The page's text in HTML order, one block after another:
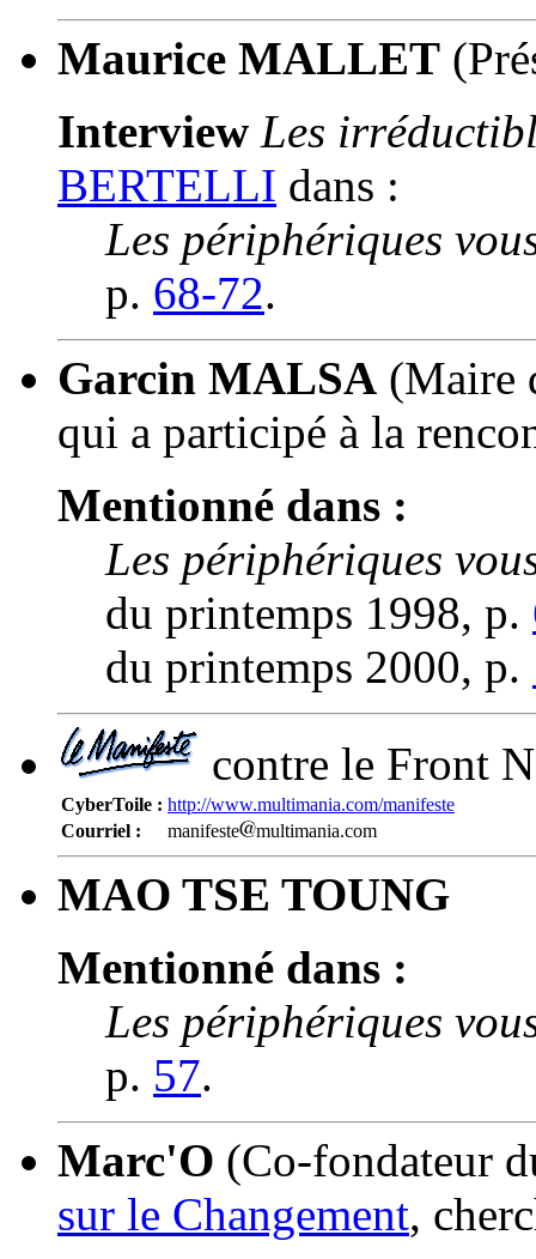
Maurice MALLET
Interview Les
BERTELLI dans :
Les périphériques
p. 68-72.
Garcin MALSA (Maire
qui a participé à la
Mentionné dans :
Les périphériques
du printemps 1998, p.
du printemps 2000, p.
contre le Front
CyberToile : http://www.multimania.com/manifeste
Courriel :
manifeste multimania.com
MAO TSE TOUNG
Mentionné dans :
Les périphériques
p. 57.
Marc'O (Co-fondateur
sur le Changement,